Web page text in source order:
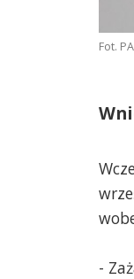
Fot.
-